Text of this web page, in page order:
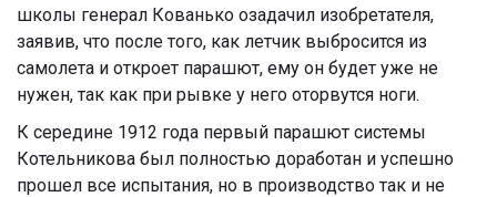
школы генерал Кованько озадачил изобретателя,
заявив, что после того, как летчик выбросится из
самолета и откроет парашют, ему он будет уже не
нужен, так как при рывке у него оторвутся ноги.
К середине 1912 года первый парашют системы
Котельникова был полностью доработан и успешно
прошел все испытания, но в производство так и не